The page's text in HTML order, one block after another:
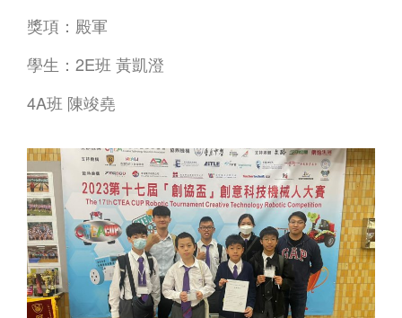
獎項：殿軍
學生：2E班 黃凱澄
4A班 陳竣堯